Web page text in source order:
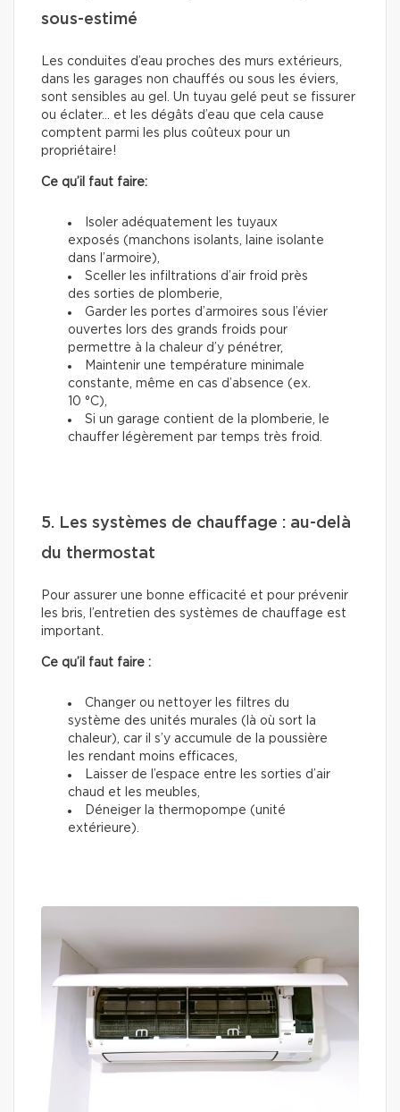
sous-estimé
Les conduites d’eau proches des murs extérieurs,
dans les garages non chauffés ou sous les éviers,
sont sensibles au gel. Un tuyau gelé peut se fissurer
ou éclater… et les dégâts d’eau que cela cause
comptent parmi les plus coûteux pour un
propriétaire!
Ce qu’il faut faire:
Isoler adéquatement les tuyaux
exposés (manchons isolants, laine isolante
dans l’armoire),
Sceller les infiltrations d’air froid près
des sorties de plomberie,
Garder les portes d’armoires sous l’évier
ouvertes lors des grands froids pour
permettre à la chaleur d’y pénétrer,
Maintenir une température minimale
constante, même en cas d’absence (ex.
10 °C),
Si un garage contient de la plomberie, le
chauffer légèrement par temps très froid.
5. Les systèmes de chauffage : au-delà
du thermostat
Pour assurer une bonne efficacité et pour prévenir
les bris, l’entretien des systèmes de chauffage est
important.
Ce qu’il faut faire :
Changer ou nettoyer les filtres du
système des unités murales (là où sort la
chaleur), car il s’y accumule de la poussière
les rendant moins efficaces,
Laisser de l’espace entre les sorties d’air
chaud et les meubles,
Déneiger la thermopompe (unité
extérieure).